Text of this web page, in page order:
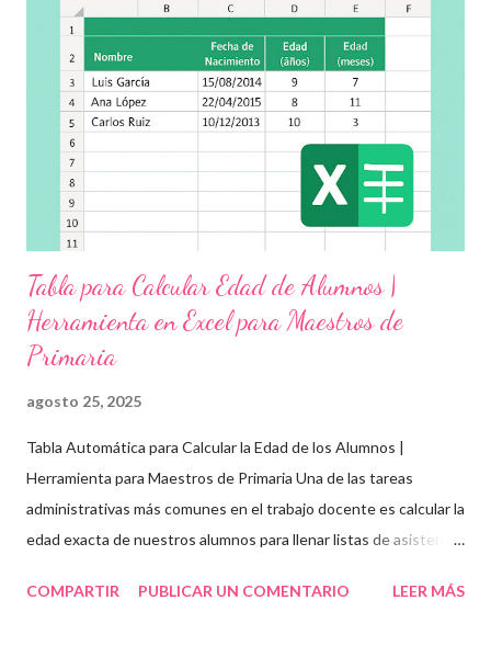
actividades educativas que podrás aplicar fácilmente en tu
grupo, desde preescolar hasta sexto grado de primaria. 🧠
Objetivos clave de la jornada Promover entornos seguros y
afectivos dentro de la comunidad escolar Sensibilizar sobre el
maltrato, acoso escolar y abuso infantil Desarrollar habilidades
como la empatía, la comunicación y el autocuidado Aplicar ...
Tabla para Calcular Edad de Alumnos |
Herramienta en Excel para Maestros de
Primaria
agosto 25, 2025
Tabla Automática para Calcular la Edad de los Alumnos |
Herramienta para Maestros de Primaria Una de las tareas
administrativas más comunes en el trabajo docente es calcular la
edad exacta de nuestros alumnos para llenar listas de asistencia
ayudarte con esta tarea, te compartimos una tabla automática
COMPARTIR PUBLICAR UN COMENTARIO LEER MÁS